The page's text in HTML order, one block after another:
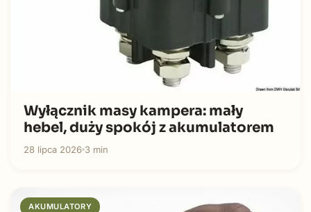
Wyłącznik masy kampera: mały
hebel, duży spokój z akumulatorem
28 lipca 2026 3 min
AKUMULATORY